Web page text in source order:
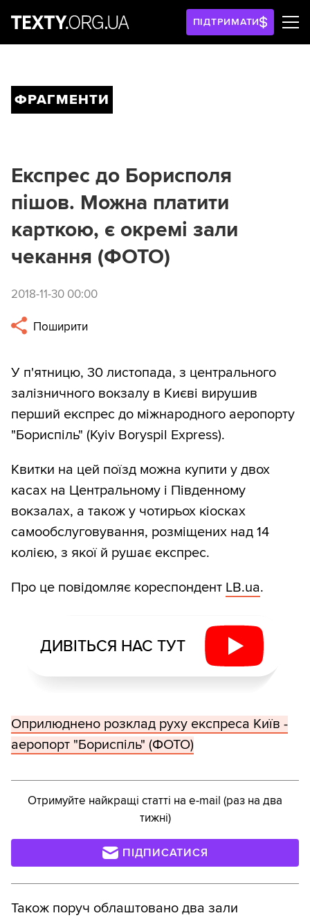
ПІДТРИМАТИ
ФРАГМЕНТИ
Експрес до Борисполя
пішов. Можна платити
карткою, є окремі зали
чекання (ФОТО)
2018-11-30 00:00
Поширити
У п'ятницю, 30 листопада, з центрального
залізничного вокзалу в Києві вирушив
перший експрес до міжнародного аеропорту
"Бориспіль" (Kyiv Boryspil Express).
Квитки на цей поїзд можна купити у двох
касах на Центральному і Південному
вокзалах, а також у чотирьох кіосках
самообслуговування, розміщених над 14
колією, з якої й рушає експрес.
Про це повідомляє кореспондент LB.ua.
ДИВІТЬСЯ НАС ТУТ
Оприлюднено розклад руху експреса Київ -
аеропорт "Бориспіль" (ФОТО)
Отримуйте найкращі статті на e-mail (раз на два
тижні)
ПІДПИСАТИСЯ
Також поруч облаштовано два зали